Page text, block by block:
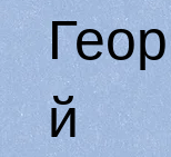
й